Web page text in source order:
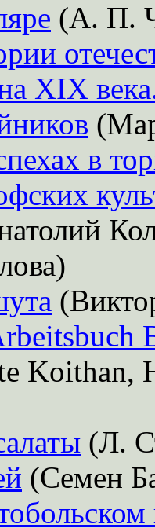
(А. П.
XIX
в
Koithan,
(Л.
(Семен